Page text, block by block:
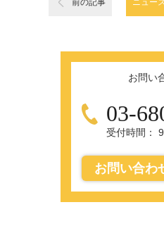
前の記事 ニュー
お問い
03-
受付時間：
お問い合わ